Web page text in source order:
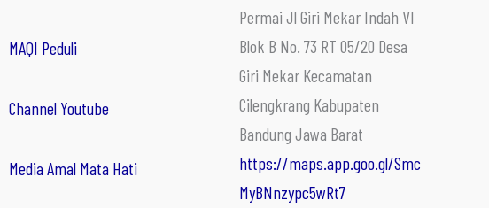
MAQI Peduli
Channel Youtube
Media Amal Mata Hati
Permai Jl Giri Mekar Indah VI
Blok B No. 73 RT 05/20 Desa
Giri Mekar Kecamatan
Cilengkrang Kabupaten
Bandung Jawa Barat
https://maps.app.goo.gl/Smc
MyBNnzypc5wRt7